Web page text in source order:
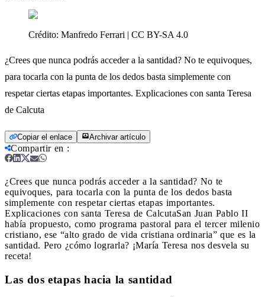
Crédito: Manfredo Ferrari | CC BY-SA 4.0
¿Crees que nunca podrás acceder a la santidad? No te equivoques,
para tocarla con la punta de los dedos basta simplemente con
respetar ciertas etapas importantes. Explicaciones con santa Teresa
de Calcuta
Copiar el enlace Archivar artículo
Compartir en :
¿Crees que nunca podrás acceder a la santidad? No te
equivoques, para tocarla con la punta de los dedos basta
simplemente con respetar ciertas etapas importantes.
Explicaciones con santa Teresa de CalcutaSan Juan Pablo II
había propuesto, como programa pastoral para el tercer milenio
cristiano, ese “alto grado de vida cristiana ordinaria” que es la
santidad. Pero ¿cómo lograrla? ¡María Teresa nos desvela su
receta!
Las dos etapas hacia la santidad